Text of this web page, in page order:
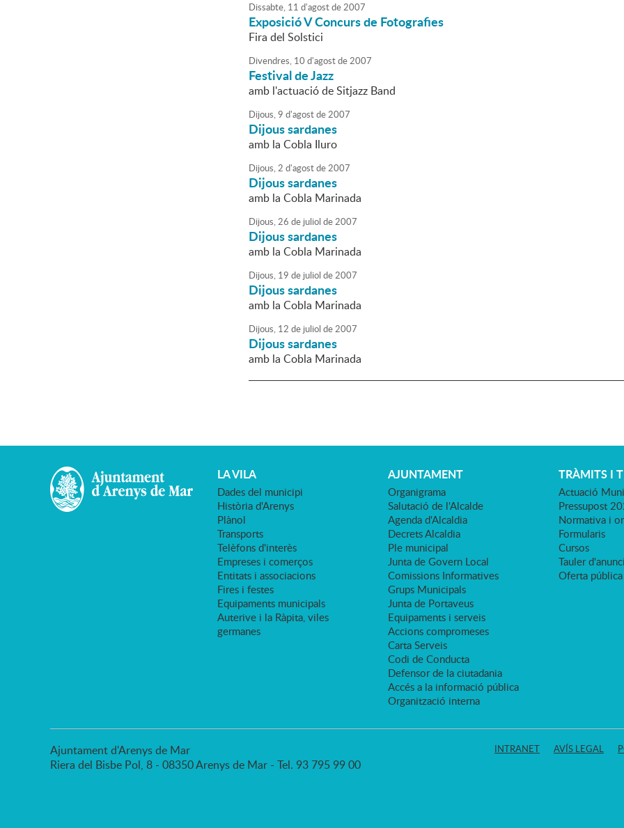
Dissabte, 11 d'agostde2007
Exposició V Concurs de Fotografies
Fira del Solstici
Divendres, 10 d'agostde2007
Festival de Jazz
amb l'actuació de Sitjazz Band
Dijous,9 d'agostde2007
Dijous sardanes
amb la Cobla Iluro
Dijous,2 d'agostde2007
Dijous sardanes
amb la Cobla Marinada
Dijous,26 de juliol de2007
Dijous sardanes
amb la Cobla Marinada
Dijous, 19 de juliol de2007
Dijous sardanes
amb la Cobla Marinada
Dijous, 12 de juliol de2007
Dijous sardanes
amb la Cobla Marinada
LA VILA
Dades del municipi
Història d'Arenys
Plànol
Transports
Telèfons d'interès
Empreses i comerços
Entitats i associacions
Fires i festes
Equipaments municipals
Auterive i la Ràpita, viles
germanes
AJUNTAMENT
Organigrama
Salutació de l'Alcalde
Agenda d'Alcaldia
Decrets Alcaldia
Ple municipal
Junta de Govern Local
Comissions Informatives
Grups Municipals
Junta de Portaveus
Equipaments i serveis
Accions compromeses
Carta Serveis
Codi de Conducta
Defensor de la ciutadania
Accés a la informació pública
Organització interna
TRÀMITS I
Actuació
Pressupost
Normativa i
Formularis
Cursos
Tauler
Oferta
Ajuntament d'Arenys de Mar
Riera del Bisbe Pol, 8 - 08350 Arenys de Mar - Tel. 93 795 99 00
INTRANET AVÍS LEGAL